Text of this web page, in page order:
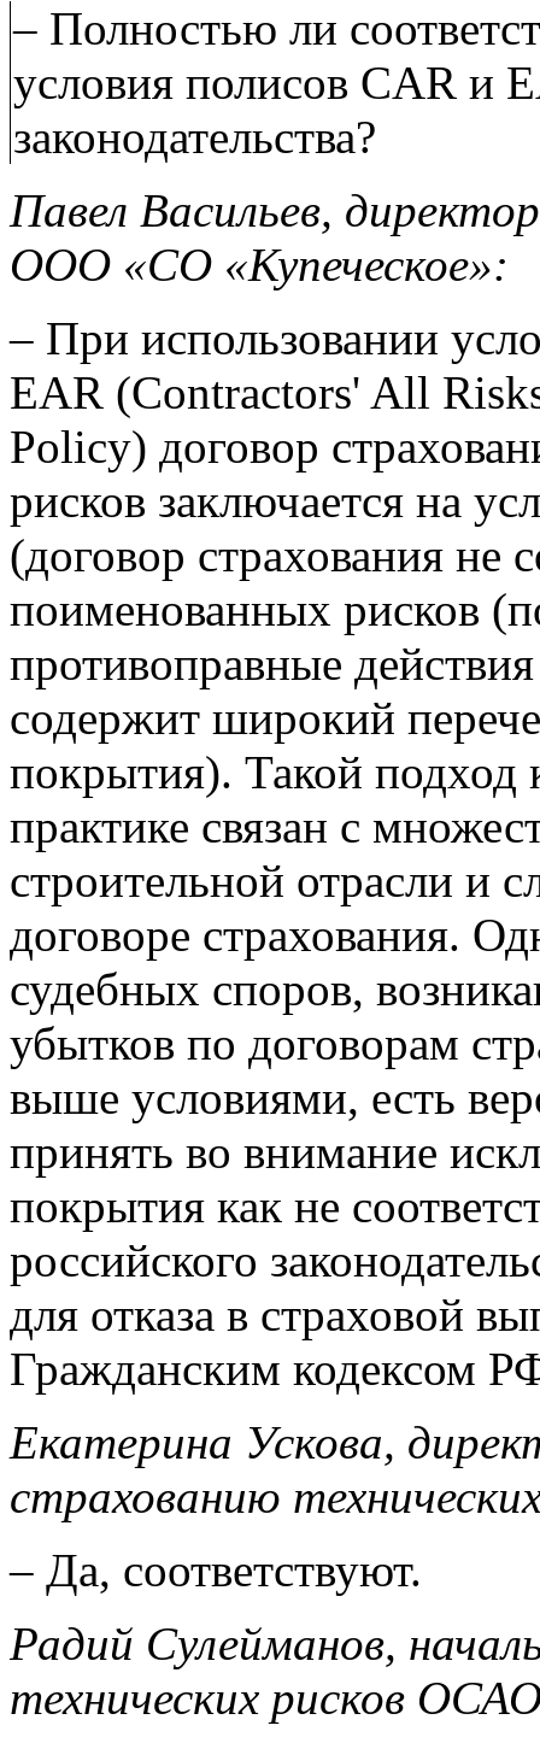
– Полностью ли
условия полисов CAR и
законодательства?
Павел Васильев,
ООО «СО «Купеческое»:
– При использовании
EAR (Contractors' All
Policy) договор
рисков заключается на
(договор страхования не
поименованных рисков
противоправные
содержит широкий
покрытия). Такой
практике связан с
строительной отрасли и
договоре страхования.
судебных споров,
убытков по договорам
выше условиями, есть
принять во внимание
покрытия как не
российского
для отказа в страховой
Гражданским кодексом
Екатерина Ускова,
страхованию
– Да, соответствуют.
Радий Сулейманов,
технических рисков